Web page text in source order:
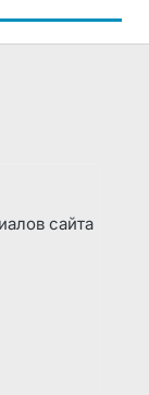
сайта